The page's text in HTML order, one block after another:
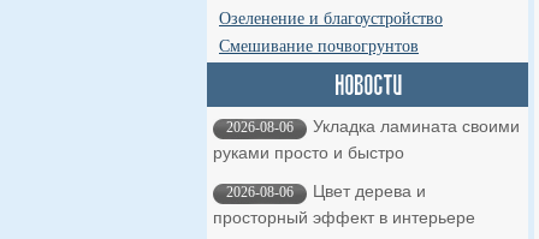
Озеленение и благоустройство
Смешивание почвогрунтов
2026-08-06
Укладка ламината своими
руками просто и быстро
2026-08-06
Цвет дерева и
просторный эффект в интерьере